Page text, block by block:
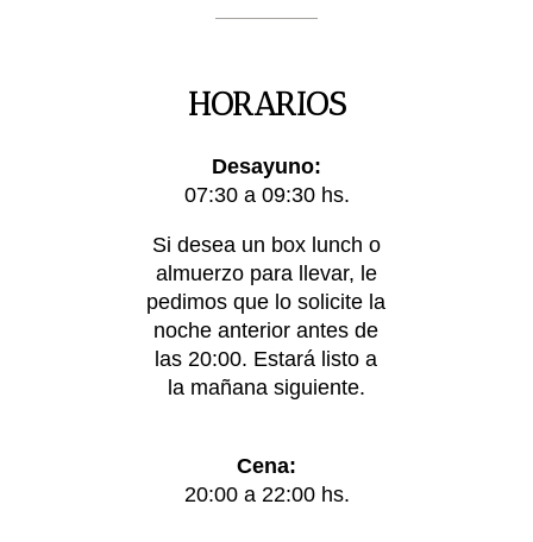
HORARIOS
Desayuno:
07:30 a 09:30 hs.
Si desea un box lunch o
almuerzo para llevar, le
pedimos que lo solicite la
noche anterior antes de
las 20:00. Estará listo a
la mañana siguiente.
Cena:
20:00 a 22:00 hs.